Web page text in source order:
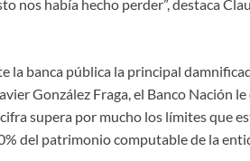
nos había hecho perder”, destaca
la banca pública la principal
González Fraga, el Banco Nación
supera por mucho los límites que
del patrimonio computable de la